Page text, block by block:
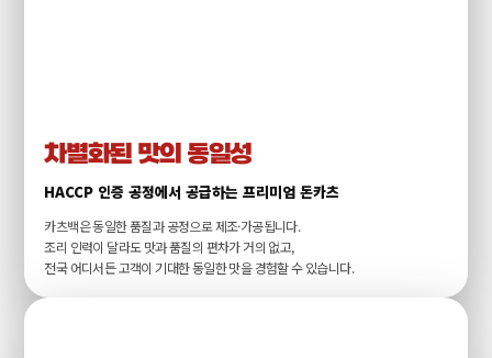
차별화된 맛의 동일성
HACCP 인증 공정에서 공급하는 프리미엄 돈카츠
카츠백은 동일한 품질과 공정으로 제조·가공됩니다.
조리 인력이 달라도 맛과 품질의 편차가 거의 없고,
전국 어디서든 고객이 기대한 동일한 맛을 경험할 수 있습니다.